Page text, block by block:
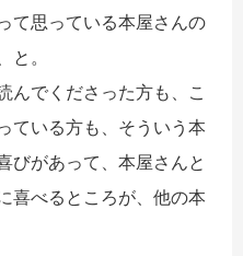
思っている本屋さんの
。
でくださった方も、こ
ている方も、そういう本
びがあって、本屋さんと
喜べるところが、他の本